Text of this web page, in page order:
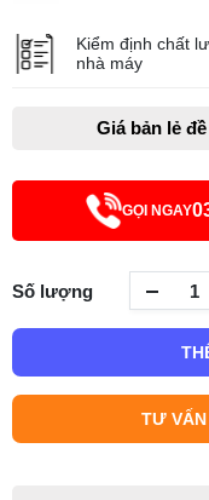
Kiểm định chất
nhà máy
Giá bản lẻ
GỌI NGAY
Số lượng
TƯ VẤN